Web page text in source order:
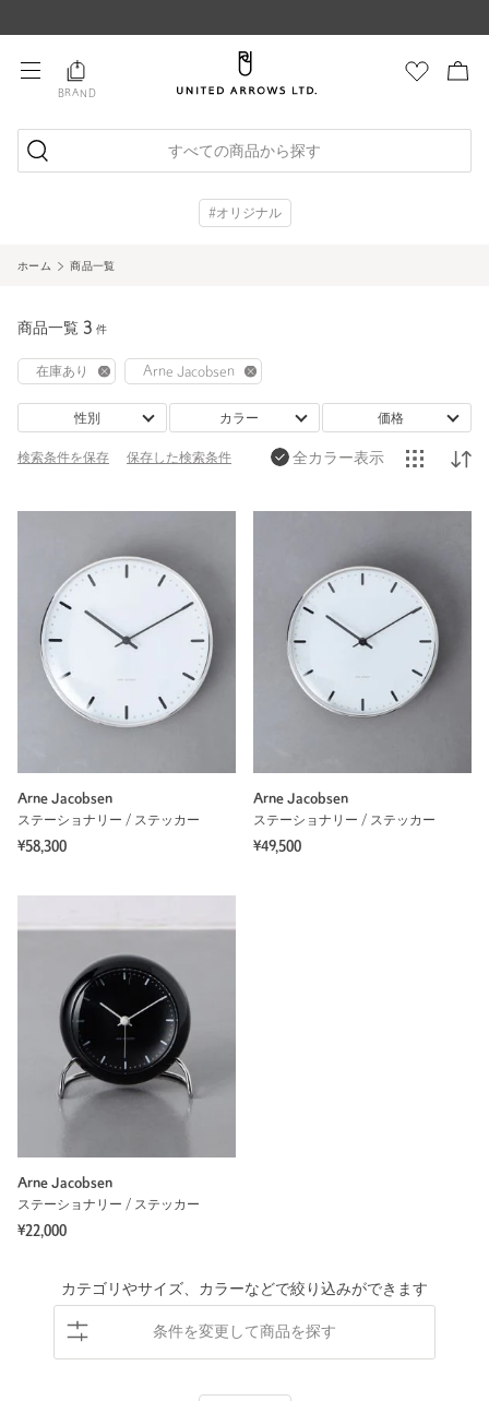
BRAND
すべての商品から探す
#オリジナル
ホーム 商品一覧
商品一覧 3 件
在庫あり Arne Jacobsen
性別 カラー 価格
検索条件を保存 保存した検索条件 全カラー表示
Arne Jacobsen
ステーショナリー / ステッカー
¥58,300
Arne Jacobsen
ステーショナリー / ステッカー
¥49,500
Arne Jacobsen
ステーショナリー / ステッカー
¥22,000
カテゴリやサイズ、カラーなどで絞り込みができます
条件を変更して商品を探す